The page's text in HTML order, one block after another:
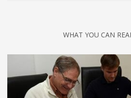
WHAT YOU CAN